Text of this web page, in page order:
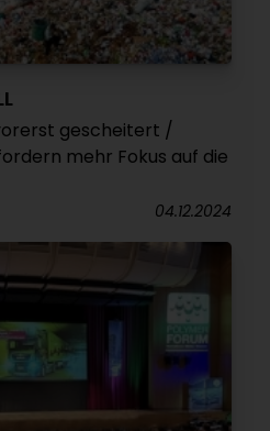
gescheitert /
mehr Fokus auf die
04.12.2024